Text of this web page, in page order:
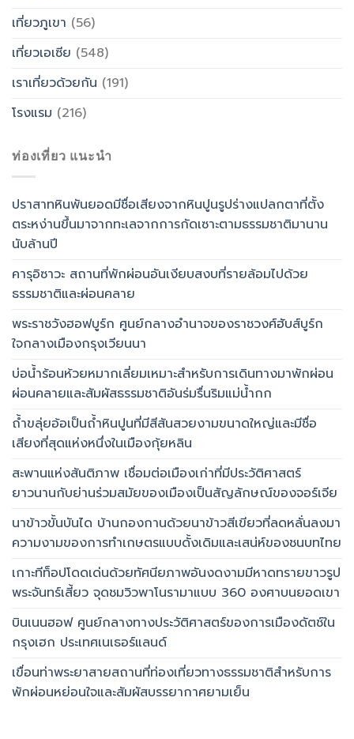
เที่ยวภูเขา (56)
เที่ยวเอเซีย (548)
เราเที่ยวด้วยกัน (191)
โรงแรม (216)
ท่องเที่ยว แนะนำ
ปราสาทหินพันยอดมีชื่อเสียงจากหินปูนรูปร่างแปลกตาที่ตั้ง
ตระหง่านขึ้นมาจากทะเลจากการกัดเซาะตามธรรมชาติมานาน
นับล้านปี
คารุอิซาวะ สถานที่พักผ่อนอันเงียบสงบที่รายล้อมไปด้วย
ธรรมชาติและผ่อนคลาย
พระราชวังฮอฟบูร์ก ศูนย์กลางอำนาจของราชวงศ์ฮับส์บูร์ก
ใจกลางเมืองกรุงเวียนนา
บ่อน้ำร้อนห้วยหมากเลี่ยมเหมาะสำหรับการเดินทางมาพักผ่อน
ผ่อนคลายและสัมผัสธรรมชาติอันร่มรื่นริมแม่น้ำกก
ถ้ำขลุ่ยอ้อเป็นถ้ำหินปูนที่มีสีสันสวยงามขนาดใหญ่และมีชื่อ
เสียงที่สุดแห่งหนึ่งในเมืองกุ้ยหลิน
สะพานแห่งสันติภาพ เชื่อมต่อเมืองเก่าที่มีประวัติศาสตร์
ยาวนานกับย่านร่วมสมัยของเมืองเป็นสัญลักษณ์ของจอร์เจีย
นาข้าวขั้นบันได บ้านกองกานด้วยนาข้าวสีเขียวที่ลดหลั่นลงมา
ความงามของการทำเกษตรแบบดั้งเดิมและเสน่ห์ของชนบทไทย
เกาะทีท็อปโดดเด่นด้วยทัศนียภาพอันงดงามมีหาดทรายขาวรูป
พระจันทร์เสี้ยว จุดชมวิวพาโนรามาแบบ 360 องศาบนยอดเขา
บินเนนฮอฟ ศูนย์กลางทางประวัติศาสตร์ของการเมืองดัตช์ใน
กรุงเฮก ประเทศเนเธอร์แลนด์
เขื่อนท่าพระยาสายสถานที่ท่องเที่ยวทางธรรมชาติสำหรับการ
พักผ่อนหย่อนใจและสัมผัสบรรยากาศยามเย็น